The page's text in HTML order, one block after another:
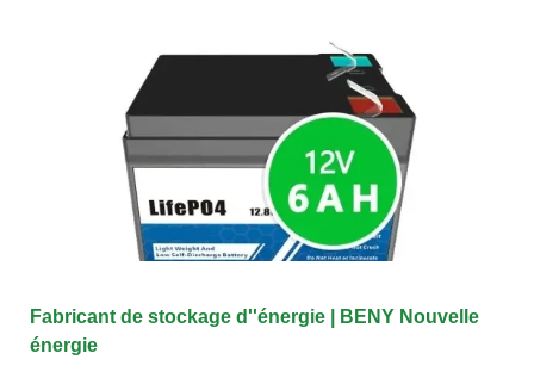
Fabricant de stockage d''énergie | BENY Nouvelle
énergie